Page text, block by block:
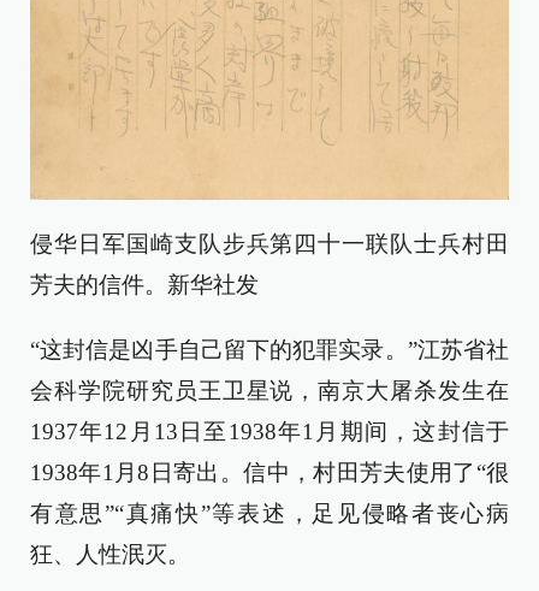
侵华日军国崎支队步兵第四十一联队士兵村田
芳夫的信件。新华社发
“这封信是凶手自己留下的犯罪实录。”江苏省社
会科学院研究员王卫星说，南京大屠杀发生在
1937年12月13日至1938年1月期间，这封信于
1938年1月8日寄出。信中，村田芳夫使用了“很
有意思”“真痛快”等表述，足见侵略者丧心病
狂、人性泯灭。